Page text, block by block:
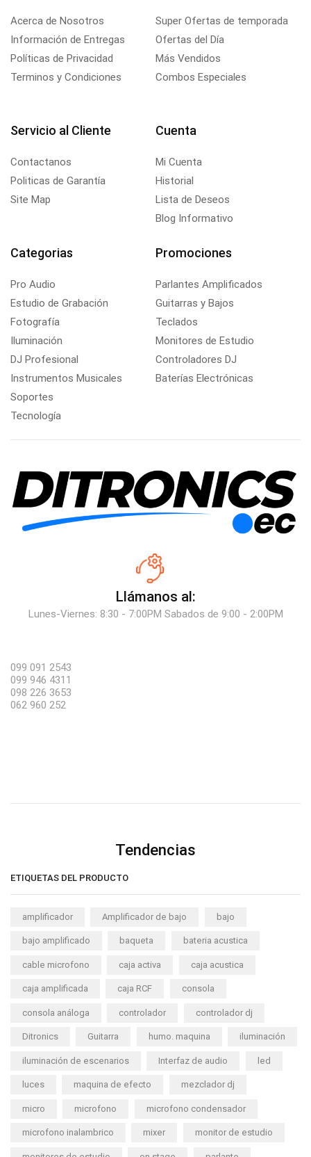
Acerca de Nosotros
Información de Entregas
Políticas de Privacidad
Terminos y Condiciones
Super Ofertas de temporada
Ofertas del Día
Más Vendidos
Combos Especiales
Servicio al Cliente
Contactanos
Politicas de Garantía
Site Map
Cuenta
Mi Cuenta
Historial
Lista de Deseos
Blog Informativo
Categorias
Pro Audio
Estudio de Grabación
Fotografía
Iluminación
DJ Profesional
Instrumentos Musicales
Soportes
Tecnología
Promociones
Parlantes Amplificados
Guitarras y Bajos
Teclados
Monitores de Estudio
Controladores DJ
Baterías Electrónicas
Llámanos al:
Lunes-Viernes: 8:30 - 7:00PM Sabados de 9:00 - 2:00PM
099 091 2543
099 946 4311
098 226 3653
062 960 252
Tendencias
ETIQUETAS DEL PRODUCTO
amplificador Amplificador de bajo bajo
bajo amplificado baqueta bateria acustica
cable microfono caja activa caja acustica
caja amplificada caja RCF consola
consola análoga controlador controlador dj
Ditronics Guitarra humo. maquina iluminación
iluminación de escenarios Interfaz de audio led
luces maquina de efecto mezclador dj
micro microfono microfono condensador
microfono inalambrico mixer monitor de estudio